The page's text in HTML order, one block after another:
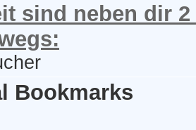
sind neben dir
Bookmarks